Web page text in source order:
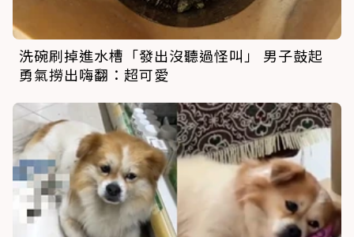
洗碗刷掉進水槽「發出沒聽過怪叫」 男子鼓起
勇氣撈出嗨翻：超可愛